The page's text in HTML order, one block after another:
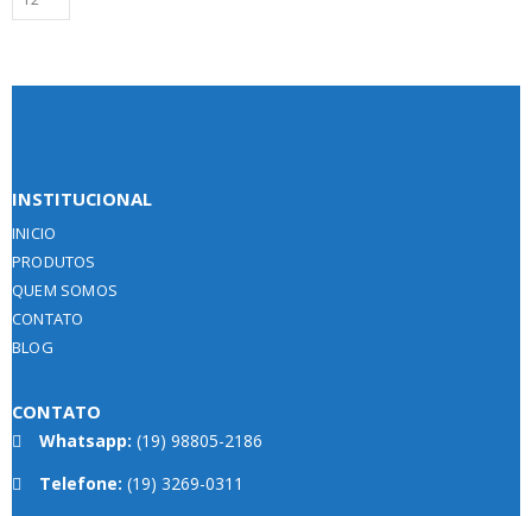
INSTITUCIONAL
INICIO
PRODUTOS
QUEM SOMOS
CONTATO
BLOG
CONTATO
Whatsapp: (19) 98805-2186
Telefone: (19) 3269-0311